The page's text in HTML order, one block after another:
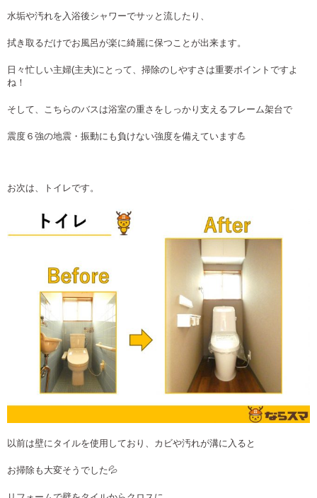
水垢や汚れを入浴後シャワーでサッと流したり、
拭き取るだけでお風呂が楽に綺麗に保つことが出来ます。
日々忙しい主婦(主夫)にとって、掃除のしやすさは重要ポイントですよ
ね！
そして、こちらのバスは浴室の重さをしっかり支えるフレーム架台で
震度６強の地震・振動にも負けない強度を備えています💪
お次は、トイレです。
以前は壁にタイルを使用しており、カビや汚れが溝に入ると
お掃除も大変そうでした💦